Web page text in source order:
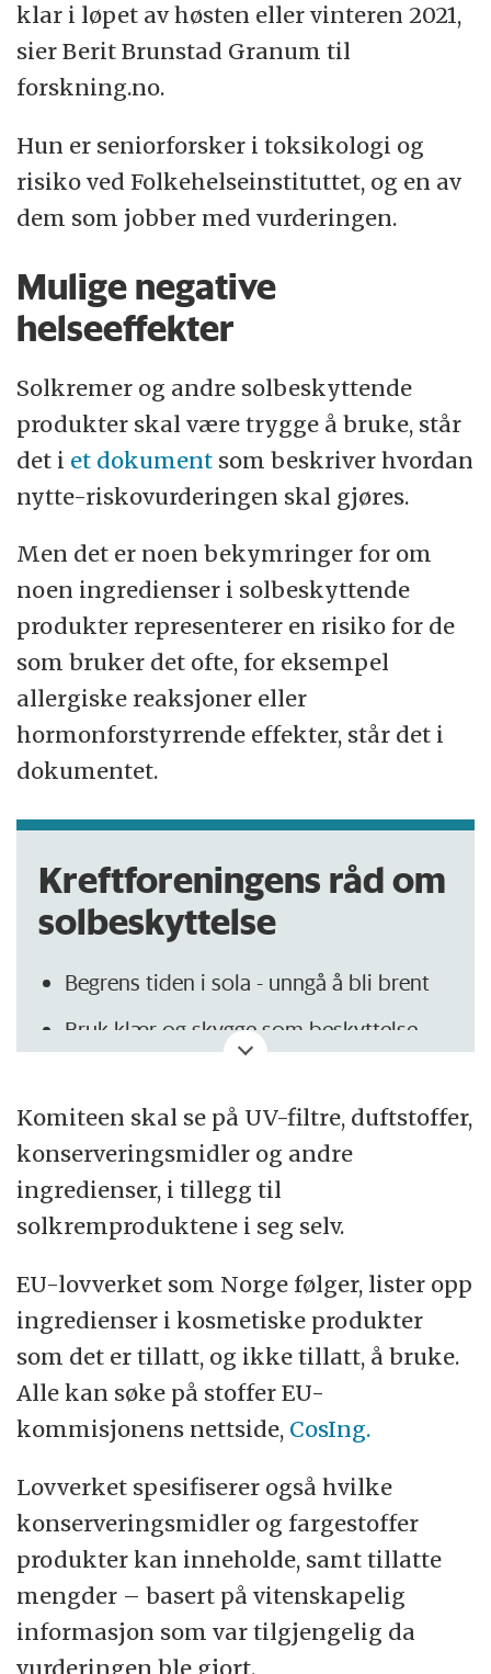
klar i løpet av høsten eller vinteren 2021,
sier Berit Brunstad Granum til
forskning.no.
Hun er seniorforsker i toksikologi og
risiko ved Folkehelseinstituttet, og en av
dem som jobber med vurderingen.
Mulige negative
helseeffekter
Solkremer og andre solbeskyttende
produkter skal være trygge å bruke, står
det i et dokument som beskriver hvordan
nytte-riskovurderingen skal gjøres.
Men det er noen bekymringer for om
noen ingredienser i solbeskyttende
produkter representerer en risiko for de
som bruker det ofte, for eksempel
allergiske reaksjoner eller
hormonforstyrrende effekter, står det i
dokumentet.
Kreftforeningens råd om
solbeskyttelse
Begrens tiden i sola - unngå å bli brent
Bruk klær og skygge som beskyttelse
beskyttet på annen måte
Ikke bruk solarium
Kilde: Kreftforeningen, om sol, solarium og
Komiteen skal se på UV-filtre, duftstoffer,
konserveringsmidler og andre
ingredienser, i tillegg til
solkremproduktene i seg selv.
EU-lovverket som Norge følger, lister opp
ingredienser i kosmetiske produkter
som det er tillatt, og ikke tillatt, å bruke.
Alle kan søke på stoffer EU-
kommisjonens nettside, CosIng.
Lovverket spesifiserer også hvilke
konserveringsmidler og fargestoffer
produkter kan inneholde, samt tillatte
mengder – basert på vitenskapelig
informasjon som var tilgjengelig da
vurderingen ble gjort.